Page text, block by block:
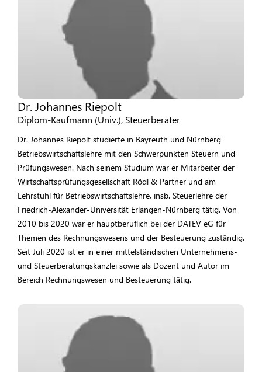
Dr. Johannes Riepolt
Diplom-Kaufmann (Univ.), Steuerberater
Dr. Johannes Riepolt studierte in Bayreuth und Nürnberg
Betriebswirtschaftslehre mit den Schwerpunkten Steuern und
Prüfungswesen. Nach seinem Studium war er Mitarbeiter der
Wirtschaftsprüfungsgesellschaft Rödl & Partner und am
Lehrstuhl für Betriebswirtschaftslehre, insb. Steuerlehre der
Friedrich-Alexander-Universität Erlangen-Nürnberg tätig. Von
2010 bis 2020 war er hauptberuflich bei der DATEV eG für
Themen des Rechnungswesens und der Besteuerung zuständig.
Seit Juli 2020 ist er in einer mittelständischen Unternehmens-
und Steuerberatungskanzlei sowie als Dozent und Autor im
Bereich Rechnungswesen und Besteuerung tätig.